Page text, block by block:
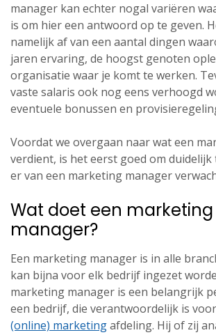
manager kan echter nogal variëren
is om hier een antwoord op te geven.
namelijk af van een aantal dingen
jaren ervaring, de hoogst genoten
organisatie waar je komt te werken.
vaste salaris ook nog eens verhoogd
eventuele bonussen en
Voordat we overgaan naar wat een
verdient, is het eerst goed om
er van een marketing manager
Wat doet een marketing
manager?
Een marketing manager is in alle
kan bijna voor elk bedrijf ingezet
marketing manager is een belangrijk
een bedrijf, die verantwoordelijk is
(online) marketingafdeling. Hij of zij